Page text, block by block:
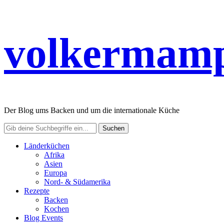
Der Blog ums Backen und um die internationale Küche
Länderküchen
Afrika
Asien
Europa
Nord- & Südamerika
Rezepte
Backen
Kochen
Blog Events